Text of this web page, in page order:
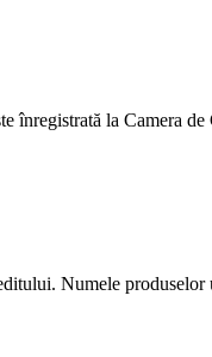
înregistrată la Camera
Numele produselor